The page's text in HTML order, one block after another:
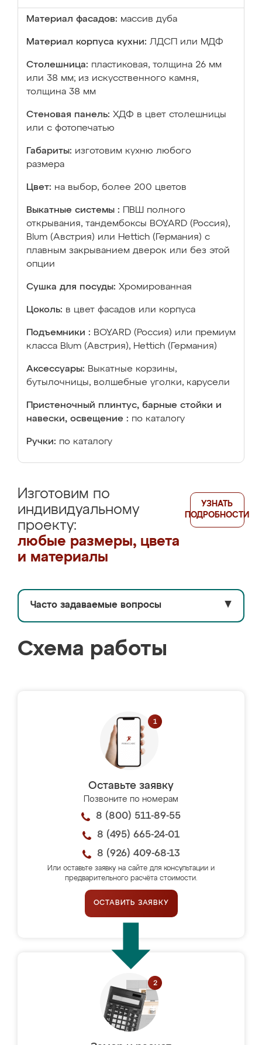
Материал фасадов: массив дуба
Материал корпуса кухни: ЛДСП или МДФ
Столешница: пластиковая, толщина 26 мм
или 38 мм; из искусственного камня,
толщина 38 мм
Стеновая панель: ХДФ в цвет столешницы
или с фотопечатью
Габариты: изготовим кухню любого
размера
Цвет: на выбор, более 200 цветов
Выкатные системы :
ПВШ полного
открывания, тандембоксы BOYARD (Россия),
Blum (Австрия) или Hettich (Германия) с
плавным закрыванием дверок или без этой
опции
Сушка для посуды: Хромированная
Цоколь: в цвет фасадов или корпуса
Подъемники : BOYARD (Россия) или премиум
класса Blum (Австрия), Hettich (Германия)
Аксессуары: Выкатные корзины,
бутылочницы, волшебные уголки, карусели
Пристеночный плинтус, барные стойки и
навески, освещение : по каталогу
Ручки: по каталогу
Изготовим по
индивидуальному
проекту:
любые размеры, цвета
и материалы
УЗНАТЬ
ПОДРОБНОСТИ
Часто задаваемые вопросы ▼
Схема работы
Оставьте заявку
Позвоните по номерам
8 (800) 511-89-55
8 (495) 665-24-01
8 (926) 409-68-13
Или оставьте заявку на сайте для консультации и
предварительного расчёта стоимости.
ОСТАВИТЬ ЗАЯВКУ